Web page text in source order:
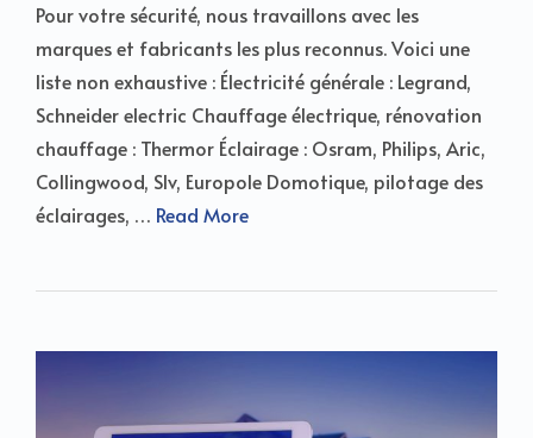
Pour votre sécurité, nous travaillons avec les
marques et fabricants les plus reconnus. Voici une
liste non exhaustive : Électricité générale : Legrand,
Schneider electric Chauffage électrique, rénovation
chauffage : Thermor Éclairage : Osram, Philips, Aric,
Collingwood, Slv, Europole Domotique, pilotage des
éclairages, … Read More